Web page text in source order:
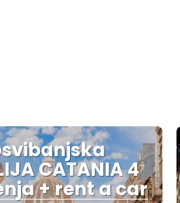
CATANIA 4
+ rent a car